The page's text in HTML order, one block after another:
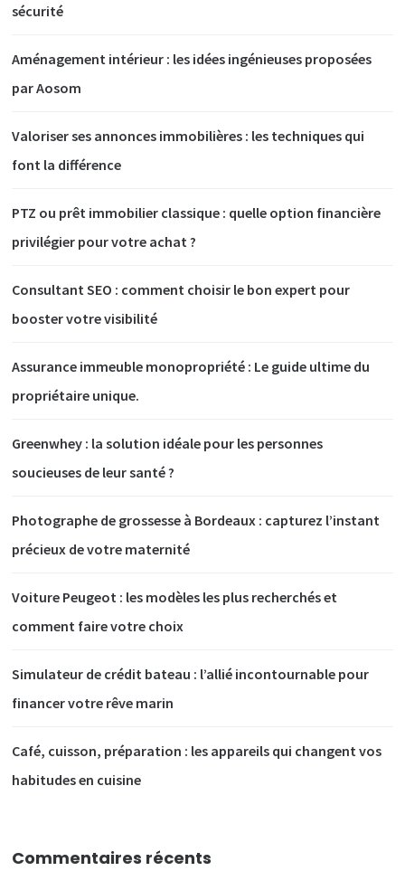
sécurité
Aménagement intérieur : les idées ingénieuses proposées
par Aosom
Valoriser ses annonces immobilières : les techniques qui
font la différence
PTZ ou prêt immobilier classique : quelle option financière
privilégier pour votre achat ?
Consultant SEO : comment choisir le bon expert pour
booster votre visibilité
Assurance immeuble monopropriété : Le guide ultime du
propriétaire unique.
Greenwhey : la solution idéale pour les personnes
soucieuses de leur santé ?
Photographe de grossesse à Bordeaux : capturez l’instant
précieux de votre maternité
Voiture Peugeot : les modèles les plus recherchés et
comment faire votre choix
Simulateur de crédit bateau : l’allié incontournable pour
financer votre rêve marin
Café, cuisson, préparation : les appareils qui changent vos
habitudes en cuisine
Commentaires récents